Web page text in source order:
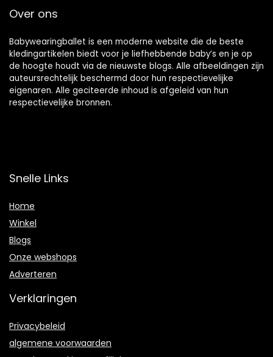
Over ons
Babywearingballet is een moderne website die de beste
kledingartikelen biedt voor je liefhebbende baby’s en je op
de hoogte houdt via de nieuwste blogs. Alle afbeeldingen zijn
auteursrechtelijk beschermd door hun respectievelijke
eigenaren. Alle geciteerde inhoud is afgeleid van hun
respectievelijke bronnen.
Snelle Links
Home
Winkel
Blogs
Onze webshops
Adverteren
Verklaringen
Privacybeleid
algemene voorwaarden